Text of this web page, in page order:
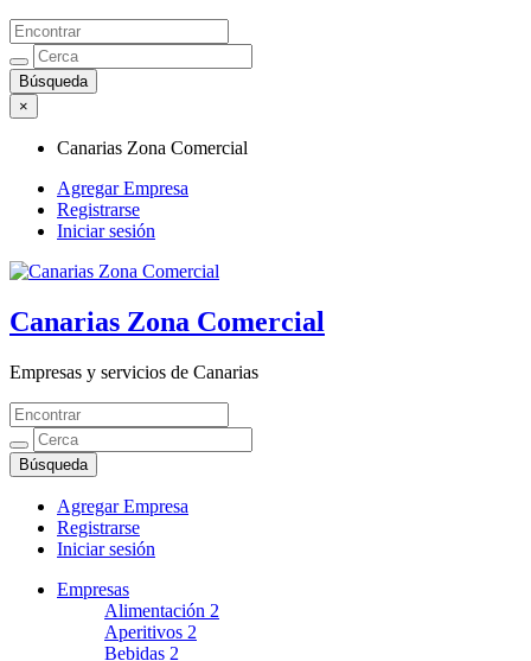
×
Canarias Zona Comercial
Agregar Empresa
Registrarse
Iniciar sesión
Canarias Zona Comercial
Empresas y servicios de Canarias
Agregar Empresa
Registrarse
Iniciar sesión
Empresas
Alimentación 2
Aperitivos 2
Bebidas 2